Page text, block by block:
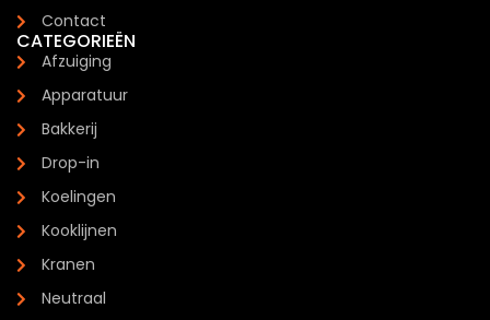
Contact
CATEGORIEËN
Afzuiging
Apparatuur
Bakkerij
Drop-in
Koelingen
Kooklijnen
Kranen
Neutraal